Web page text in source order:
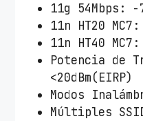
11g 54Mbps: -
11n HT20
11n HT40
Potencia de
<20dBm(EIRP)
Modos
Múltiples